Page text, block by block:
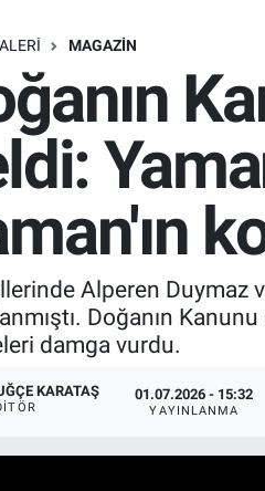
MAGAZIN
Alperen Duymaz
Doğanın
damga vurdu.
KARATAŞ 01.07.2026 - 15:32
YAYINLANMA